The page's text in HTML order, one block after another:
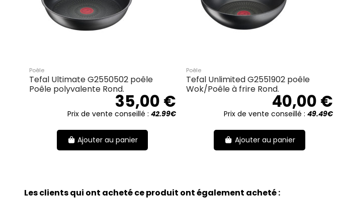
Poêle
Tefal Ultimate G2550502 poêle
Poêle polyvalente Rond.
35,00 €
Prix de vente conseillé : 42.99€
Ajouter au panier
Poêle
Tefal Unlimited G2551902 poêle
Wok/Poêle à frire Rond.
40,00 €
Prix de vente conseillé : 49.49€
Ajouter au panier
Les clients qui ont acheté ce produit ont également acheté :